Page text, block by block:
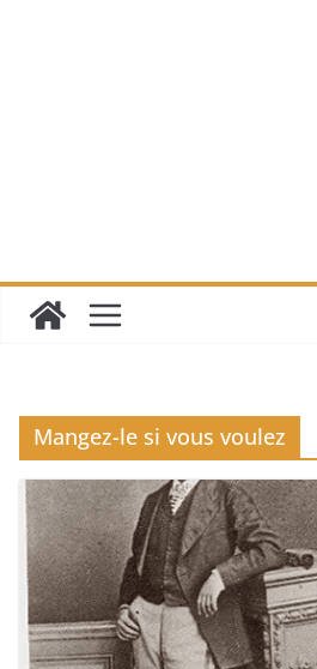
Mangez-le si vous voulez